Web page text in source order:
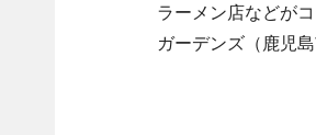
ラーメン店などが
ガーデンズ（鹿児